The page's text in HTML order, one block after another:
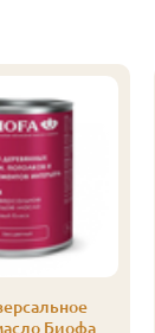
Биофа